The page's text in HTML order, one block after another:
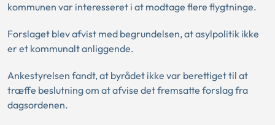
kommunen var interesseret i at modtage flere flygtninge.
Forslaget blev afvist med begrundelsen, at asylpolitik ikke
er et kommunalt anliggende.
Ankestyrelsen fandt, at byrådet ikke var berettiget til at
træffe beslutning om at afvise det fremsatte forslag fra
dagsordenen.